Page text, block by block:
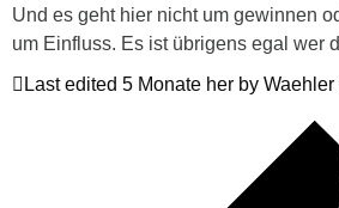
Und es geht hier nicht um gewinnen
um Einfluss. Es ist übrigens egal wer
Last edited 5 Monate her by Waehler